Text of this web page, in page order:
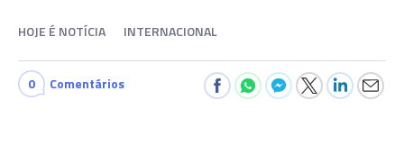
HOJE É NOTÍCIA INTERNACIONAL
0 Comentários